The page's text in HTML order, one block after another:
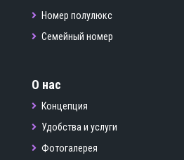
Номер полулюкс
Семейный номер
О нас
Концепция
Удобства и услуги
Фотогалерея